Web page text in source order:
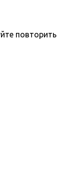
повторить